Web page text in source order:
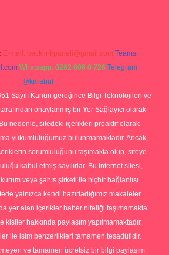
E-mail: backlinkpaneli@gmail.com Teams:
Whatsapp: 0262 606 0 726 Telegram:
@karabul
Sayılı Kanun gereğince Bilgi Teknolojileri ve
onaylanmış bir Yer Sağlayıcı olarak
nedenle, sitedeki içerikleri proaktif olarak
yükümlülüğümüz bulunmamaktadır. Ancak,
sorumluluğunu taşımakta olup, siteye
kabul etmiş sayılırlar. Bu internet sitesi,
veya şahıs şirketi ile hiçbir bağlantısı
yalnızca kendi hazırladığımız makaleler
yer alan içerikler haber niteliği taşımamakta
kişiler hakkında paylaşım yapılmamaktadır.
ile isim benzerlikleri tamamen tesadüfidir.
ve tamamen ücretsiz bir bilgi paylaşım